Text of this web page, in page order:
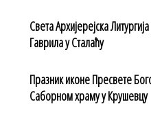
Света Архијерејска
Гаврила у Сталаћу
Празник иконе Пресвете
Саборном храму у Крушевцу